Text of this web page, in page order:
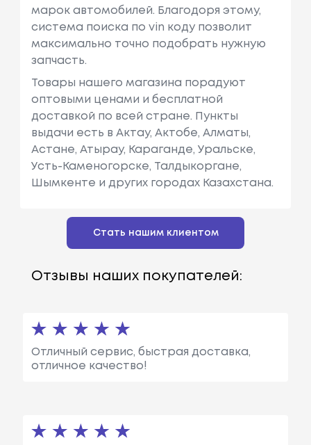
марок автомобилей. Благодоря этому,
система поиска по vin коду позволит
максимально точно подобрать нужную
запчасть.
Товары нашего магазина порадуют
оптовыми ценами и бесплатной
доставкой по всей стране. Пункты
выдачи есть в Актау, Актобе, Алматы,
Астане, Атырау, Караганде, Уральске,
Усть-Каменогорске, Талдыкоргане,
Шымкенте и других городах Казахстана.
Стать нашим клиентом
Отзывы наших покупателей:
Отличный сервис, быстрая доставка,
отличное качество!